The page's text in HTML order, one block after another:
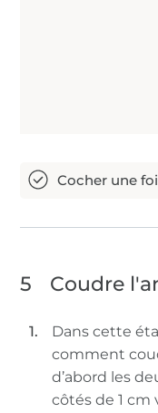
5 Coudre
Dans cette
comment
d’abord les
côtés de 1 cm